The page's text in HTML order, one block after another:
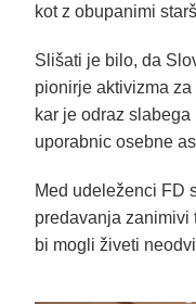
kot z obupanimi
Slišati je bilo, da
pionirje aktivizma
kar je odraz
uporabnic osebne
Med udeleženci FD
predavanja zanimivi
bi mogli živeti